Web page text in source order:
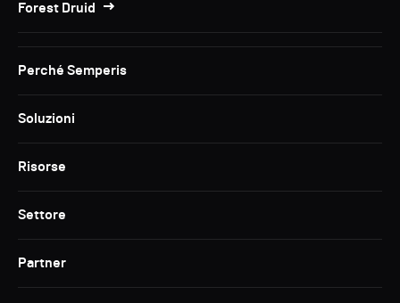
Forest Druid
Perché Semperis
Soluzioni
Risorse
Settore
Partner